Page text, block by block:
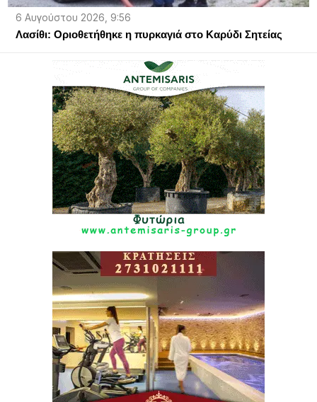
6 Αυγούστου 2026, 9:56
Λασίθι: Οριοθετήθηκε η πυρκαγιά στο Καρύδι Σητείας